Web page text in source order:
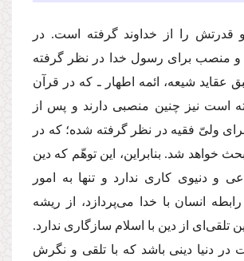
را از خداوند گرفته است. در
و منصب براى رسول خدا در نظر گرفته
شیعه، ائمه اطهار ـ كه در قرآن
است نیز چنین منصبى دارند و پس از
ولىّ فقیه در نظر گرفته شده؛ كه در
خواهد شد. بنابراین، این توهّم كه دین
و دنیوى كارى ندارد و تنها به امور
انسان با خدا مى‌پردازد، از ریشه
تلقى‌اى از دین با اسلام سازگارى ندارد.
در دنیا دینى باشد كه با تلقى و نگرش